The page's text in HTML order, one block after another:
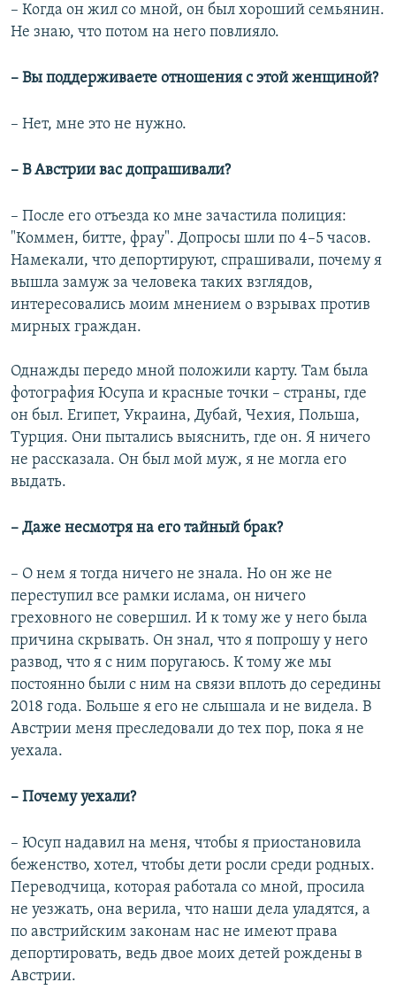
– Когда он жил со мной, он был хороший семьянин.
Не знаю, что потом на него повлияло.
– Вы поддерживаете отношения с этой женщиной?
– Нет, мне это не нужно.
– В Австрии вас допрашивали?
– После его отъезда ко мне зачастила полиция:
"Коммен, битте, фрау". Допросы шли по 4–5 часов.
Намекали, что депортируют, спрашивали, почему я
вышла замуж за человека таких взглядов,
интересовались моим мнением о взрывах против
мирных граждан.
Однажды передо мной положили карту. Там была
фотография Юсупа и красные точки – страны, где
он был. Египет, Украина, Дубай, Чехия, Польша,
Турция. Они пытались выяснить, где он. Я ничего
не рассказала. Он был мой муж, я не могла его
выдать.
– Даже несмотря на его тайный брак?
– О нем я тогда ничего не знала. Но он же не
переступил все рамки ислама, он ничего
греховного не совершил. И к тому же у него была
причина скрывать. Он знал, что я попрошу у него
развод, что я с ним поругаюсь. К тому же мы
постоянно были с ним на связи вплоть до середины
2018 года. Больше я его не слышала и не видела. В
Австрии меня преследовали до тех пор, пока я не
уехала.
– Почему уехали?
– Юсуп надавил на меня, чтобы я приостановила
беженство, хотел, чтобы дети росли среди родных.
Переводчица, которая работала со мной, просила
не уезжать, она верила, что наши дела уладятся, а
по австрийским законам нас не имеют права
депортировать, ведь двое моих детей рождены в
Австрии.